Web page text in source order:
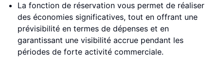
La fonction de réservation vous permet de réaliser
des économies significatives, tout en offrant une
prévisibilité en termes de dépenses et en
garantissant une visibilité accrue pendant les
périodes de forte activité commerciale.